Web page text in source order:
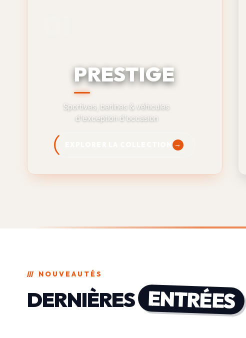
PRESTIGE
Sportives, berlines & véhicules
d'exception d'occasion
/// NOUVEAUTÉS
DERNIÈRES ENTRÉES